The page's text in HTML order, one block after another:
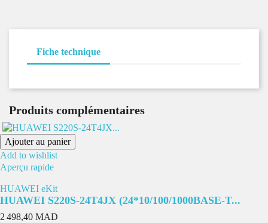
Fiche technique
Produits complémentaires
Ajouter au panier
Add to wishlist
Aperçu rapide
HUAWEI eKit
HUAWEI S220S-24T4JX (24*10/100/1000BASE-T...
Prix
2 498,40 MAD